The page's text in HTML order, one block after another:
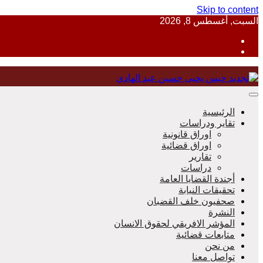
Skip to content
السبت, أغسطس 8, 2026
منظمة حقوقية مصرية تدافع عن حقوق الانسان
الرئيسية
تقاير ودراسات
اوراق قانونية
اوراق قضائية
تقارير
دراسات
أجندة القضايا العامة
تحقيقات النيابة
صحفيون خلف القضبان
النشرة
المؤشر الافريقي لحقوق الانسان
متابعات قضائية
من نحن
تواصل معنا